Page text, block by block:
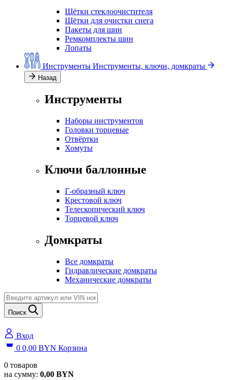
Щётки стеклоочистителя
Щётки для очистки снега
Пакеты для шин
Ремкомплекты шин
Лопаты
Инструменты Инструменты, ключи, домкраты
Назад
Инструменты
Наборы инструментов
Головки торцевые
Отвёртки
Хомуты
Ключи баллонные
Г-образный ключ
Крестовой ключ
Телескопический ключ
Торцевой ключ
Домкраты
Все домкраты
Гидравлические домкраты
Механические домкраты
Поиск
Вход
0 0,00 BYN Корзина
0 товаров
на сумму: 0,00 BYN